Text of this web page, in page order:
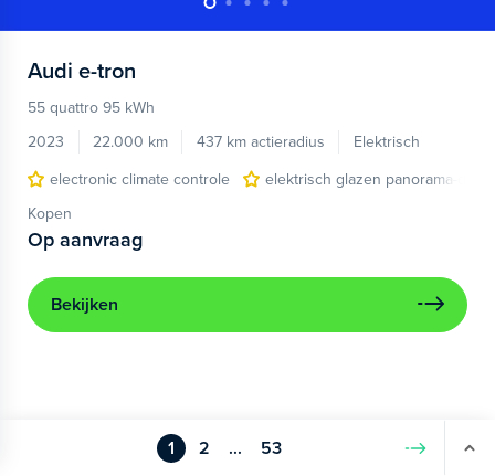
Audi e-tron
55 quattro 95 kWh
2023
22.000 km 437 km actieradius
Elektrisch
electronic climate controle
elektrisch glazen panorama-dak
Kopen
Op aanvraag
Bekijken
1 2 ... 53 Volgende